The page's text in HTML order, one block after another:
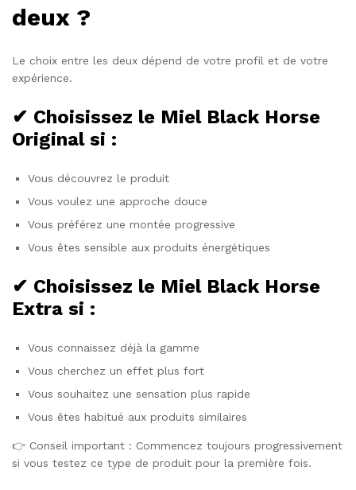
deux ?
Le choix entre les deux dépend de votre profil et de votre
expérience.
✔ Choisissez le Miel Black Horse
Original si :
Vous découvrez le produit
Vous voulez une approche douce
Vous préférez une montée progressive
Vous êtes sensible aux produits énergétiques
✔ Choisissez le Miel Black Horse
Extra si :
Vous connaissez déjà la gamme
Vous cherchez un effet plus fort
Vous souhaitez une sensation plus rapide
Vous êtes habitué aux produits similaires
👉 Conseil important : Commencez toujours progressivement
si vous testez ce type de produit pour la première fois.